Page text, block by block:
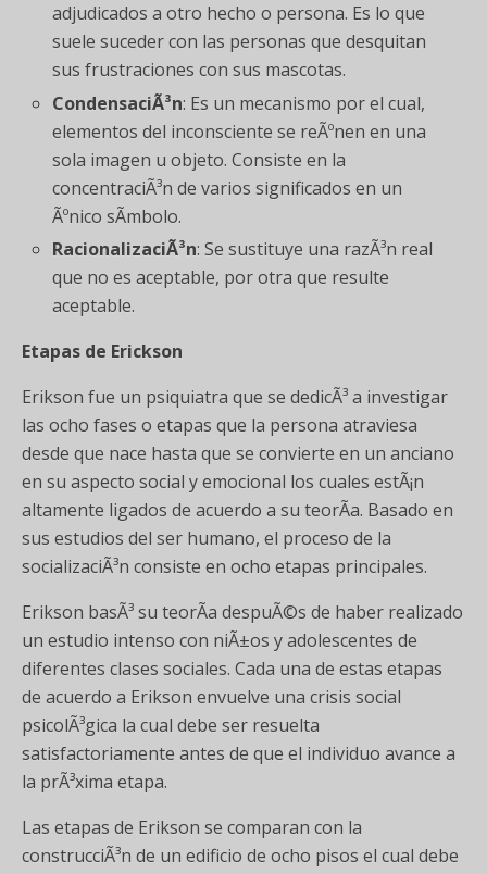
adjudicados a otro hecho o persona. Es lo que
suele suceder con las personas que desquitan
sus frustraciones con sus mascotas.
CondensaciÃ³n: Es un mecanismo por el cual,
elementos del inconsciente se reÃºnen en una
sola imagen u objeto. Consiste en la
concentraciÃ³n de varios significados en un
Ãºnico sÃ­mbolo.
RacionalizaciÃ³n: Se sustituye una razÃ³n real
que no es aceptable, por otra que resulte
aceptable.
Etapas de Erickson
Erikson fue un psiquiatra que se dedicÃ³ a investigar
las ocho fases o etapas que la persona atraviesa
desde que nace hasta que se convierte en un anciano
en su aspecto social y emocional los cuales estÃ¡n
altamente ligados de acuerdo a su teorÃ­a. Basado en
sus estudios del ser humano, el proceso de la
socializaciÃ³n consiste en ocho etapas principales.
Erikson basÃ³ su teorÃ­a despuÃ©s de haber realizado
un estudio intenso con niÃ±os y adolescentes de
diferentes clases sociales. Cada una de estas etapas
de acuerdo a Erikson envuelve una crisis social
psicolÃ³gica la cual debe ser resuelta
satisfactoriamente antes de que el individuo avance a
la prÃ³xima etapa.
Las etapas de Erikson se comparan con la
construcciÃ³n de un edificio de ocho pisos el cual debe